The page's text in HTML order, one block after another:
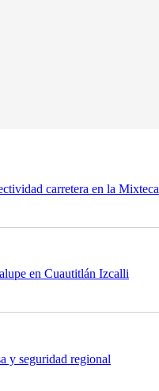
carretera en la Mixteca
en Cuautitlán Izcalli
y seguridad regional